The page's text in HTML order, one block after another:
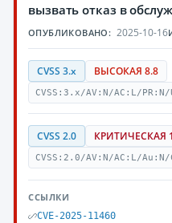
вызвать отказ в
ОПУБЛИКОВАНО: 2025-10-16
CVSS 3.x ВЫСОКАЯ 8.8
CVSS:3.x/AV:N/AC:L/
CVSS 2.0 КРИТИЧЕСКАЯ
CVSS:2.0/AV:N/AC:L/
ССЫЛКИ
CVE-2025-11460